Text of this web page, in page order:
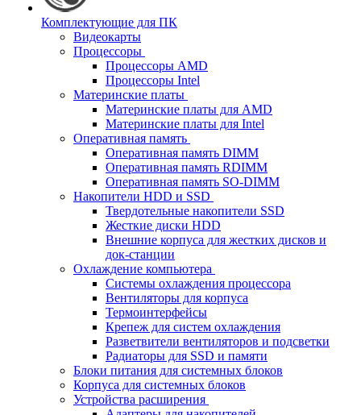
Комплектующие для ПК
Видеокарты
Процессоры
Процессоры AMD
Процессоры Intel
Материнские платы
Материнские платы для AMD
Материнские платы для Intel
Оперативная память
Оперативная память DIMM
Оперативная память RDIMM
Оперативная память SO-DIMM
Накопители HDD и SSD
Твердотельные накопители SSD
Жесткие диски HDD
Внешние корпуса для жестких дисков и
док-станции
Охлаждение компьютера
Системы охлаждения процессора
Вентиляторы для корпуса
Термоинтерфейсы
Крепеж для систем охлаждения
Разветвители вентиляторов и подсветки
Радиаторы для SSD и памяти
Блоки питания для системных блоков
Корпуса для системных блоков
Устройства расширения